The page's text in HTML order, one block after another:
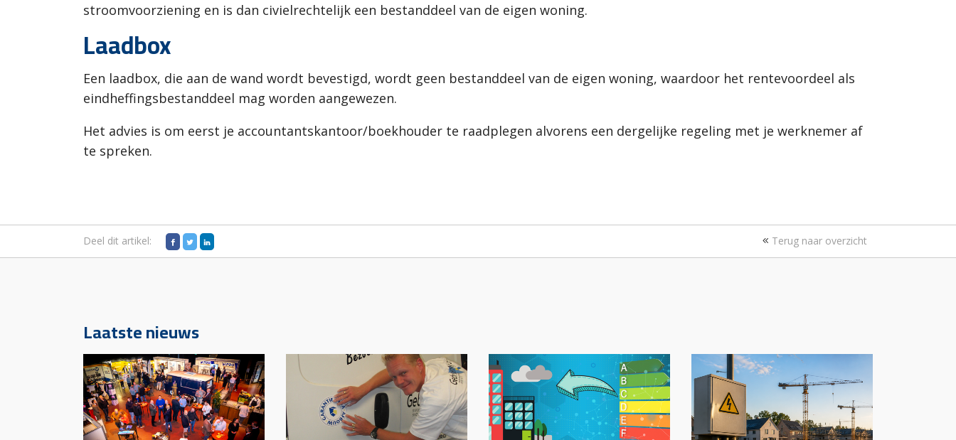
stroomvoorziening en is dan civielrechtelijk een bestanddeel van de eigen woning.
Laadbox
Een laadbox, die aan de wand wordt bevestigd, wordt geen bestanddeel van de eigen woning, waardoor het rentevoordeel als
eindheffingsbestanddeel mag worden aangewezen.
Het advies is om eerst je accountantskantoor/boekhouder te raadplegen alvorens een dergelijke regeling met je werknemer af
te spreken.
Deel dit artikel: Terug naar overzicht
Laatste nieuws